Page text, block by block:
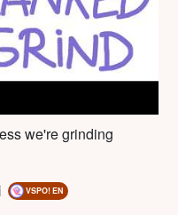
we're grinding
VSPO! EN